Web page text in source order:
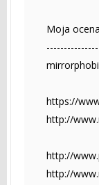
Moja
https://
http://
http://
http://